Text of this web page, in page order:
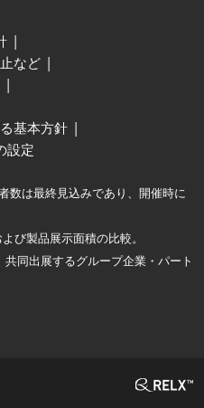
など
基本方針
設定
数は最終見込みであり、開催時に
び製品展示面積の比較。
同出展するグループ企業・パート